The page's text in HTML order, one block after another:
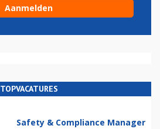
TOPVACATURES
Safety & Compliance Manager